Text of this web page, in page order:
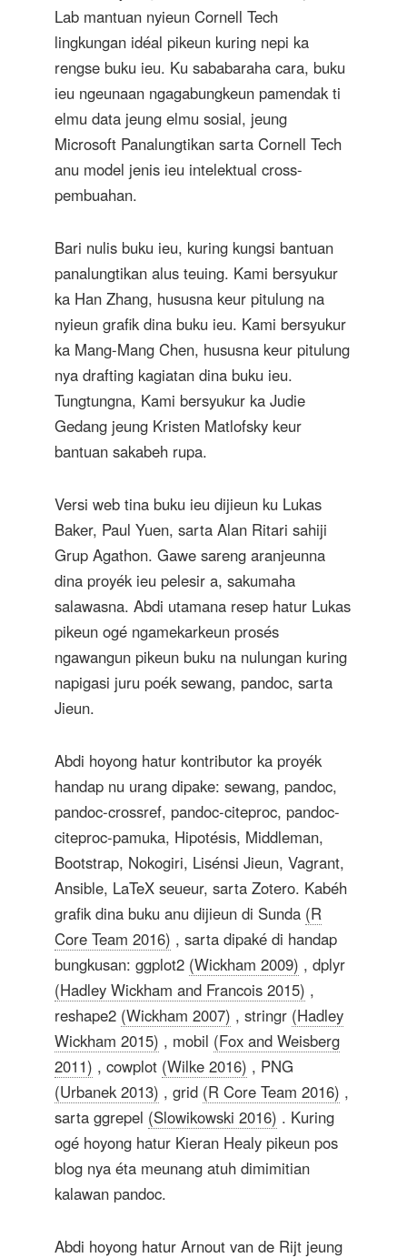
Lab mantuan nyieun Cornell Tech
lingkungan idéal pikeun kuring nepi ka
rengse buku ieu. Ku sababaraha cara, buku
ieu ngeunaan ngagabungkeun pamendak ti
elmu data jeung elmu sosial, jeung
Microsoft Panalungtikan sarta Cornell Tech
anu model jenis ieu intelektual cross-
pembuahan.
Bari nulis buku ieu, kuring kungsi bantuan
panalungtikan alus teuing. Kami bersyukur
ka Han Zhang, hususna keur pitulung na
nyieun grafik dina buku ieu. Kami bersyukur
ka Mang-Mang Chen, hususna keur pitulung
nya drafting kagiatan dina buku ieu.
Tungtungna, Kami bersyukur ka Judie
Gedang jeung Kristen Matlofsky keur
bantuan sakabeh rupa.
Versi web tina buku ieu dijieun ku Lukas
Baker, Paul Yuen, sarta Alan Ritari sahiji
Grup Agathon. Gawe sareng aranjeunna
dina proyék ieu pelesir a, sakumaha
salawasna. Abdi utamana resep hatur Lukas
pikeun ogé ngamekarkeun prosés
ngawangun pikeun buku na nulungan kuring
napigasi juru poék sewang, pandoc, sarta
Jieun.
Abdi hoyong hatur kontributor ka proyék
handap nu urang dipake: sewang, pandoc,
pandoc-crossref, pandoc-citeproc, pandoc-
citeproc-pamuka, Hipotésis, Middleman,
Bootstrap, Nokogiri, Lisénsi Jieun, Vagrant,
Ansible, LaTeX seueur, sarta Zotero. Kabéh
grafik dina buku anu dijieun di Sunda (R
Core Team 2016) , sarta dipaké di handap
bungkusan: ggplot2 (Wickham 2009) , dplyr
(Hadley Wickham and Francois 2015) ,
reshape2 (Wickham 2007) , stringr (Hadley
Wickham 2015) , mobil (Fox and Weisberg
2011) , cowplot (Wilke 2016) , PNG
(Urbanek 2013) , grid (R Core Team 2016) ,
sarta ggrepel (Slowikowski 2016) . Kuring
ogé hoyong hatur Kieran Healy pikeun pos
blog nya éta meunang atuh dimimitian
kalawan pandoc.
Abdi hoyong hatur Arnout van de Rijt jeung